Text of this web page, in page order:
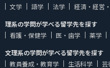
文学
語学 法学 経済・経営
理系の学問が学べる留学先を探す
看護・保健学
医・歯学 薬学
文理系の学問が学べる留学先を探す
教員養成・教育学
生活科学 芸